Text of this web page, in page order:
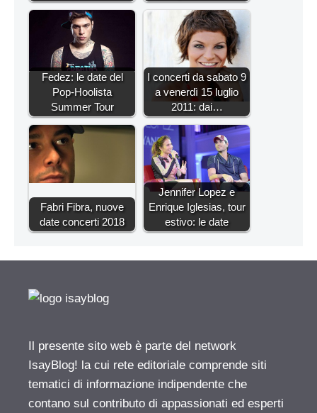
Fedez: le date del
Pop-Hoolista
Summer Tour
I concerti da sabato 9
a venerdì 15 luglio
2011: dai…
Fabri Fibra, nuove
date concerti 2018
Jennifer Lopez e
Enrique Iglesias, tour
estivo: le date
Il presente sito web è parte del network
IsayBlog! la cui rete editoriale comprende siti
tematici di informazione indipendente che
contano sul contributo di appassionati ed esperti